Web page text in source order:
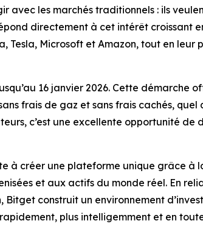
avec les marchés traditionnels : ils
directement à cet intérêt croissant
Tesla, Microsoft et Amazon, tout en leur
16 janvier 2026. Cette démarche
frais de gaz et sans frais cachés, quel
c’est une excellente opportunité de
à créer une plateforme unique grâce à
et aux actifs du monde réel. En
construit un environnement
rapidement, plus intelligemment et en